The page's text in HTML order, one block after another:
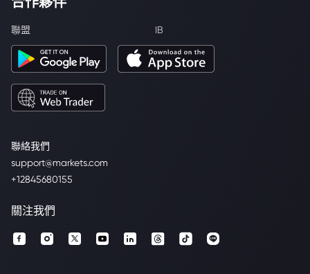
聯絡我們
support@markets.com
+12845680155
聯盟 IB
關注我們